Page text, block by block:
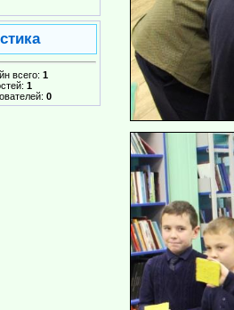
всего: 1
1
0